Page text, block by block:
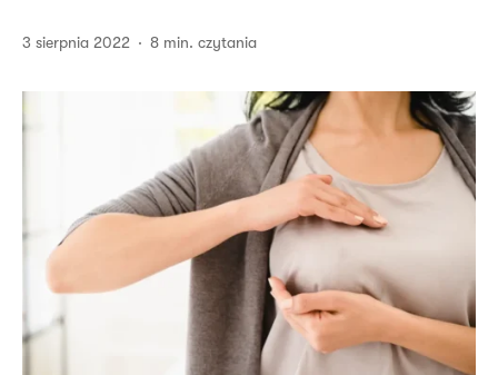
3 sierpnia 2022 8 min. czytania